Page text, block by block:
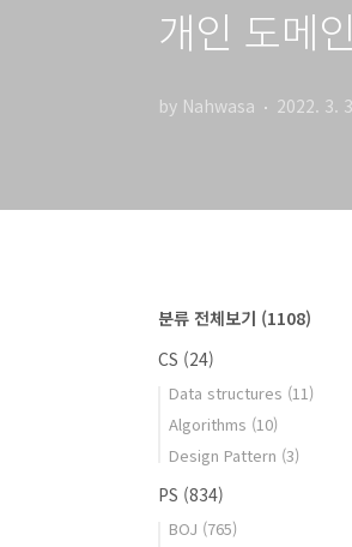
개인 도메
by Nahwasa 2022. 3.
분류 전체보기 (1108)
CS (24)
Data structures (11)
Algorithms (10)
Design Pattern (3)
PS (834)
BOJ (765)